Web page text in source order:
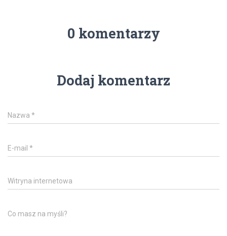
0 komentarzy
Dodaj komentarz
Nazwa *
E-mail *
Witryna internetowa
Co masz na myśli?